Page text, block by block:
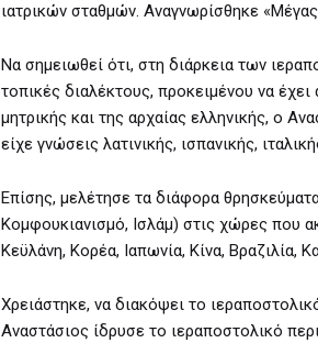
ιατρικών σταθμών. Αναγνωρίσθηκε
Να σημειωθεί ότι, στη διάρκεια των
τοπικές διαλέκτους, προκειμένου να
μητρικής και της αρχαίας ελληνικής, ο
είχε γνώσεις λατινικής, ισπανικής,
Επίσης, μελέτησε τα διάφορα
Κομφουκιανισμό, Ισλάμ) στις χώρες που
Κεϋλάνη, Κορέα, Ιαπωνία, Kίνα, Βραζιλία,
Χρειάστηκε, να διακόψει το
Αναστάσιος ίδρυσε το ιεραποστολικό